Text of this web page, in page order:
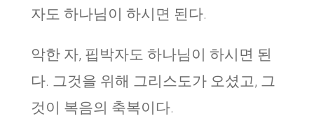
자도 하나님이 하시면 된다.
악한 자, 핍박자도 하나님이 하시면 된
다. 그것을 위해 그리스도가 오셨고, 그
것이 복음의 축복이다.